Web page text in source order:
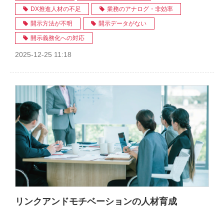
DX推進人材の不足 業務のアナログ・非効率
開示方法が不明 開示データがない
開示義務化への対応
2025-12-25 11:18
リンクアンドモチベーションの人材育成